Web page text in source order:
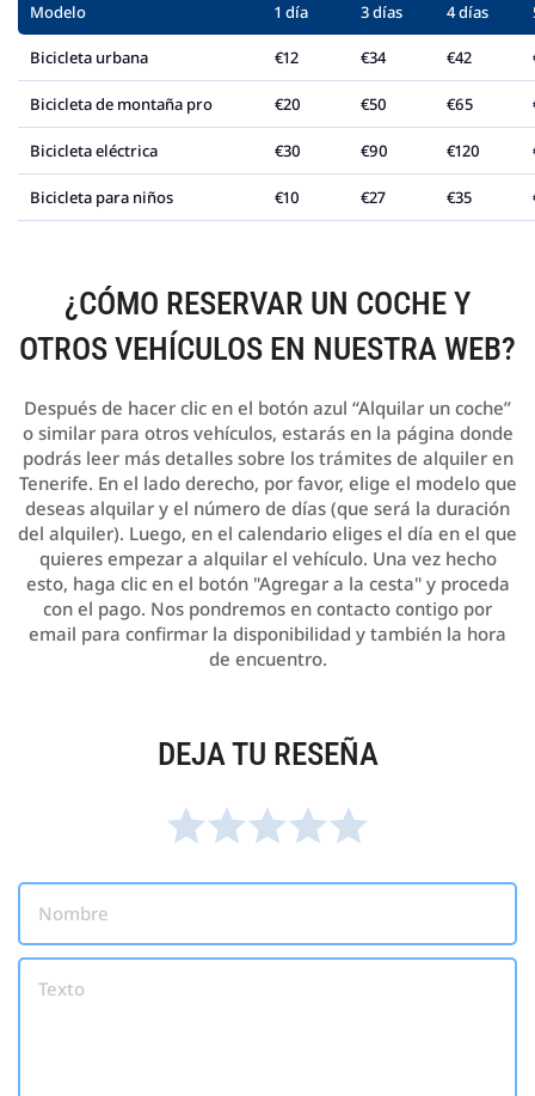
Modelo
Bicicleta urbana
Bicicleta de montaña pro
Bicicleta eléctrica
Bicicleta para niños
1 día 3 días 4 días
€12 €34 €42
€20 €50 €65
€30 €90 €120
€10 €27 €35
¿CÓMO RESERVAR UN COCHE Y
OTROS VEHÍCULOS EN NUESTRA WEB?
Después de hacer clic en el botón azul “Alquilar un coche”
o similar para otros vehículos, estarás en la página donde
podrás leer más detalles sobre los trámites de alquiler en
Tenerife. En el lado derecho, por favor, elige el modelo que
deseas alquilar y el número de días (que será la duración
del alquiler). Luego, en el calendario eliges el día en el que
quieres empezar a alquilar el vehículo. Una vez hecho
esto, haga clic en el botón "Agregar a la cesta" y proceda
con el pago. Nos pondremos en contacto contigo por
email para confirmar la disponibilidad y también la hora
de encuentro.
DEJA TU RESEÑA